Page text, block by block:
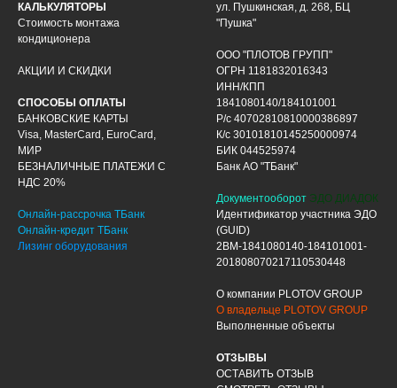
КАЛЬКУЛЯТОРЫ
Стоимость монтажа
кондиционера
АКЦИИ И СКИДКИ
СПОСОБЫ ОПЛАТЫ
БАНКОВСКИЕ КАРТЫ
Visa, MasterCard, EuroCard,
МИР
БЕЗНАЛИЧНЫЕ ПЛАТЕЖИ С
НДС 20%
Онлайн-рассрочка ТБанк
Онлайн-кредит ТБанк
Лизинг оборудования
ул. Пушкинская, д. 268, БЦ
"Пушка"
ООО "ПЛОТОВ ГРУПП"
ОГРН 1181832016343
ИНН/КПП
1841080140/184101001
Р/с 40702810810000386897
К/с 30101810145250000974
БИК 044525974
Банк АО "ТБанк"
Документооборот ЭДО ДИАДОК
Идентификатор участника ЭДО
(GUID)
2BM-1841080140-184101001-
201808070217110530448
О компании PLOTOV GROUP
О владельце PLOTOV GROUP
Выполненные объекты
ОТЗЫВЫ
ОСТАВИТЬ ОТЗЫВ